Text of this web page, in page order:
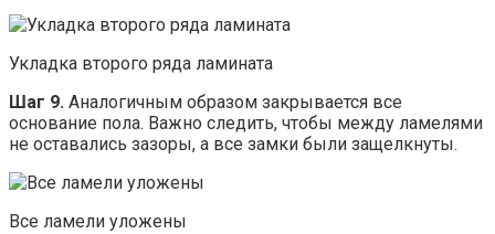
Укладка второго ряда ламината
Шаг 9. Аналогичным образом закрывается все
основание пола. Важно следить, чтобы между ламелями
не оставались зазоры, а все замки были защелкнуты.
Все ламели уложены